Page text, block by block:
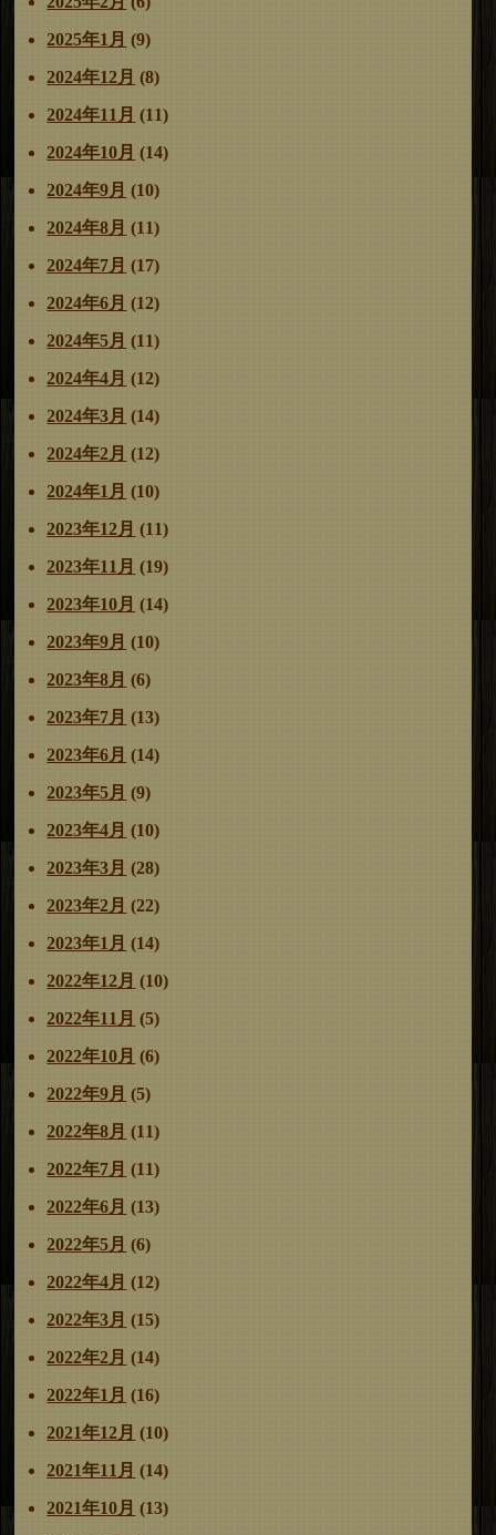
2025年1月 (9)
2024年12月 (8)
2024年11月 (11)
2024年10月 (14)
2024年9月 (10)
2024年8月 (11)
2024年7月 (17)
2024年6月 (12)
2024年5月 (11)
2024年4月 (12)
2024年3月 (14)
2024年2月 (12)
2024年1月 (10)
2023年12月 (11)
2023年11月 (19)
2023年10月 (14)
2023年9月 (10)
2023年8月 (6)
2023年7月 (13)
2023年6月 (14)
2023年5月 (9)
2023年4月 (10)
2023年3月 (28)
2023年2月 (22)
2023年1月 (14)
2022年12月 (10)
2022年11月 (5)
2022年10月 (6)
2022年9月 (5)
2022年8月 (11)
2022年7月 (11)
2022年6月 (13)
2022年5月 (6)
2022年4月 (12)
2022年3月 (15)
2022年2月 (14)
2022年1月 (16)
2021年12月 (10)
2021年11月 (14)
2021年10月 (13)